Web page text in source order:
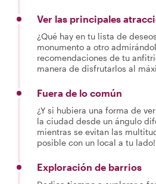
Ver las principales
¿Qué hay en tu lista de
monumento a otro
recomendaciones de tu
manera de disfrutarlos al
Fuera de lo común
¿Y si hubiera una forma de
la ciudad desde un ángulo
mientras se evitan las
posible con un local a tu lado!
Exploración de barrios